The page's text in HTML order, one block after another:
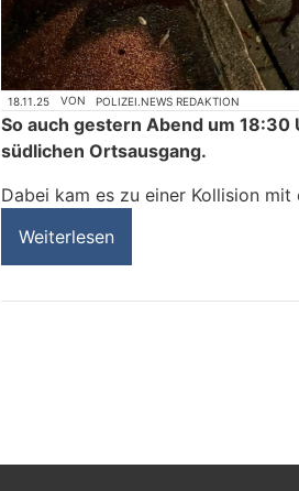
18.11.25 VON POLIZEI.NEWS REDAKTION
So auch gestern Abend um 18:30
südlichen Ortsausgang.
Dabei kam es zu einer Kollision mit
Weiterlesen